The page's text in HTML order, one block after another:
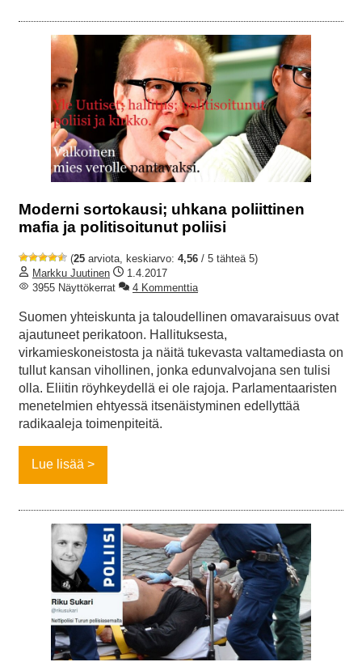
Moderni sortokausi; uhkana poliittinen
mafia ja politisoitunut poliisi
(25 arviota, keskiarvo: 4,56 / 5 tähteä 5)
Markku Juutinen
1.4.2017
3955 Näyttökerrat
4 Kommenttia
Suomen yhteiskunta ja taloudellinen omavaraisuus ovat
ajautuneet perikatoon. Hallituksesta,
virkamieskoneistosta ja näitä tukevasta valtamediasta on
tullut kansan vihollinen, jonka edunvalvojana sen tulisi
olla. Eliitin röyhkeydellä ei ole rajoja. Parlamentaaristen
menetelmien ehtyessä itsenäistyminen edellyttää
radikaaleja toimenpiteitä.
Lue lisää